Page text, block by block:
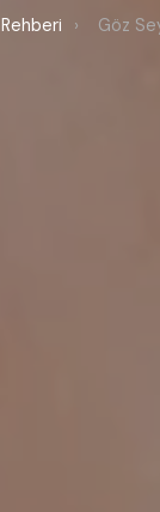
Rehberi ›
Göz